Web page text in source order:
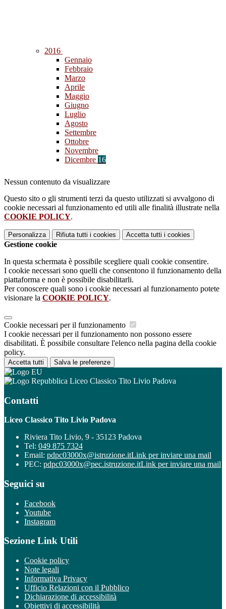
2016
Gennaio
Febbraio
Marzo
Aprile
Maggio
Giugno
Luglio
Agosto
Settembre
Ottobre
Novembre
Dicembre 16
Nessun contenuto da visualizzare
Questo sito o gli strumenti terzi da questo utilizzati si avvalgono di
cookie necessari al funzionamento ed utili alle finalità illustrate nella
COOKIE POLICY.
Personalizza Rifiuta tutti i cookies Accetta tutti i cookies
Gestione cookie
In questa schermata è possibile scegliere quali cookie consentire.
I cookie necessari sono quelli che consentono il funzionamento della
piattaforma e non è possibile disabilitarli.
Per conoscere quali sono i cookie necessari al funzionamento potete
visionare la COOKIE POLICY.
Cookie necessari per il funzionamento
I cookie necessari per il funzionamento non possono essere
disabilitati. È possibile consultare l'elenco nella pagina della cookie
policy.
Accetta tutti Salva le preferenze
Liceo Classico Tito Livio Padova
Contatti
Liceo Classico Tito Livio Padova
Riviera Tito Livio, 9 - 35123 Padova
Tel: 049 875 7324
Email: pdpc03000x@istruzione.itLink per inviare una mail
PEC: pdpc03000x@pec.istruzione.itLink per inviare una mail
Seguici su
Facebook
Youtube
Instagram
Sezione Link Utili
Cookie policy
Note legali
Informativa Privacy
Ufficio Relazioni con il Pubblico
Dichiarazione di accessibilità
Obiettivi di accessibilità